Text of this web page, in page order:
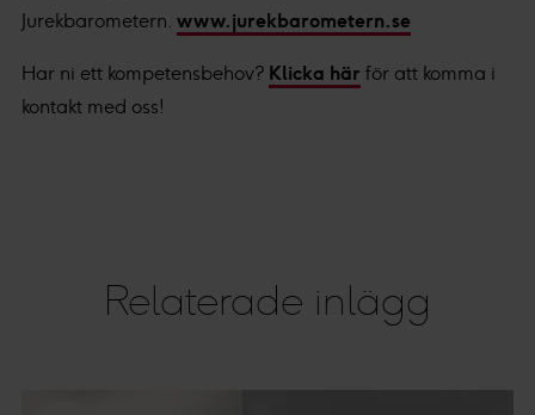
Jurekbarometern. www.jurekbarometern.se
Har ni ett kompetensbehov? Klicka här för att komma i
kontakt med oss!
Relaterade inlägg